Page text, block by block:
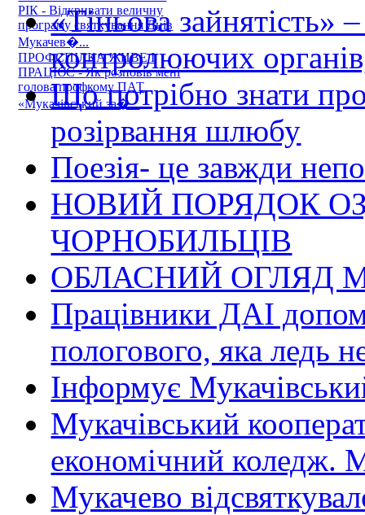
РІК - Відкривати величну
програму святкування Днів
Мукачев�...
ПРОФСПІЛКА ЖИВЕ І
ПРАЦЮЄ - Як розповів мені
голова профкому ПАТ
«Мукачівський за�...
«Тіньова зайнятість»
контролюючих
Що потрібно знати
розірвання шлюбу
Поезія- це завжди
НОВИЙ ПОРЯДОК
ЧОРНОБИЛЬЦІВ
ОБЛАСНИЙ ОГЛЯД
Працівники ДАІ
пологового, яка ледь
Інформує
Мукачівський
економічний
Мукачево